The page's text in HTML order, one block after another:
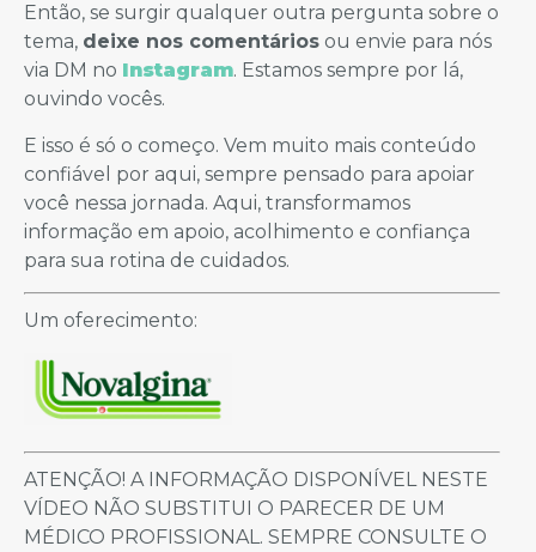
Então, se surgir qualquer outra pergunta sobre o
tema, deixe nos comentários ou envie para nós
via DM no Instagram. Estamos sempre por lá,
ouvindo vocês.
E isso é só o começo. Vem muito mais conteúdo
confiável por aqui, sempre pensado para apoiar
você nessa jornada. Aqui, transformamos
informação em apoio, acolhimento e confiança
para sua rotina de cuidados.
Um oferecimento:
ATENÇÃO! A INFORMAÇÃO DISPONÍVEL NESTE
VÍDEO NÃO SUBSTITUI O PARECER DE UM
MÉDICO PROFISSIONAL.⁠ SEMPRE CONSULTE O